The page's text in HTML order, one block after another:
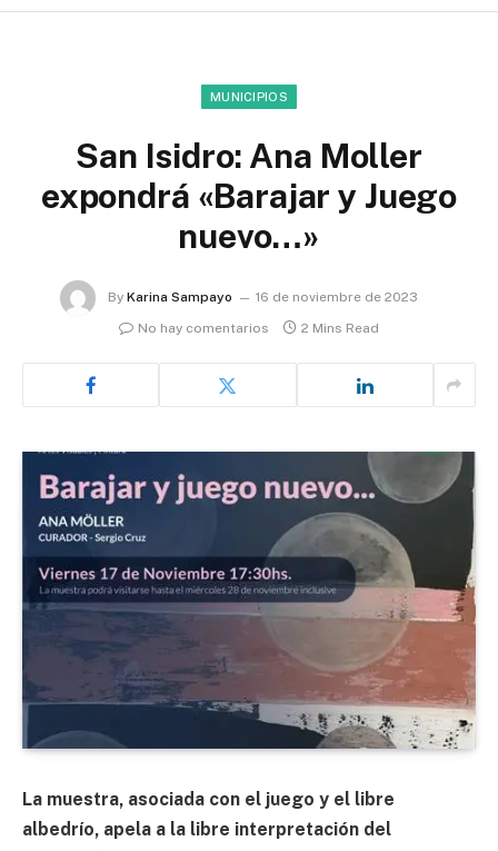
MUNICIPIOS
San Isidro: Ana Moller
expondrá «Barajar y Juego
nuevo…»
By Karina Sampayo
16 de noviembre de 2023
No hay comentarios
2 Mins Read
La muestra, asociada con el juego y el libre
albedrío, apela a la libre interpretación del